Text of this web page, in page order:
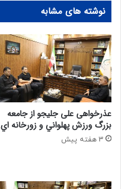
نوشته های مشابه
عذرخواهی علی جلیجو از جامعه
بزرگ ورزش پهلواني و زورخانه اي
3 هفته پیش